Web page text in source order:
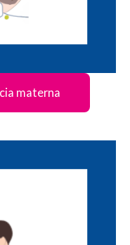
materna